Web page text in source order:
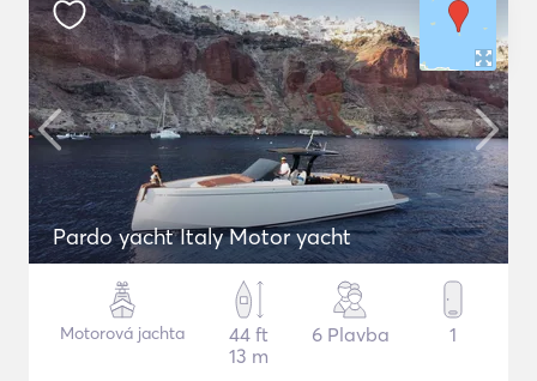
Pardo yacht Italy Motor yacht
Motorová jachta
44 ft
13 m
6 Plavba 1